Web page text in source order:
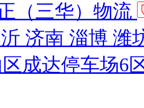
（三华）物流
济南 淄博 潍
成达停车场6